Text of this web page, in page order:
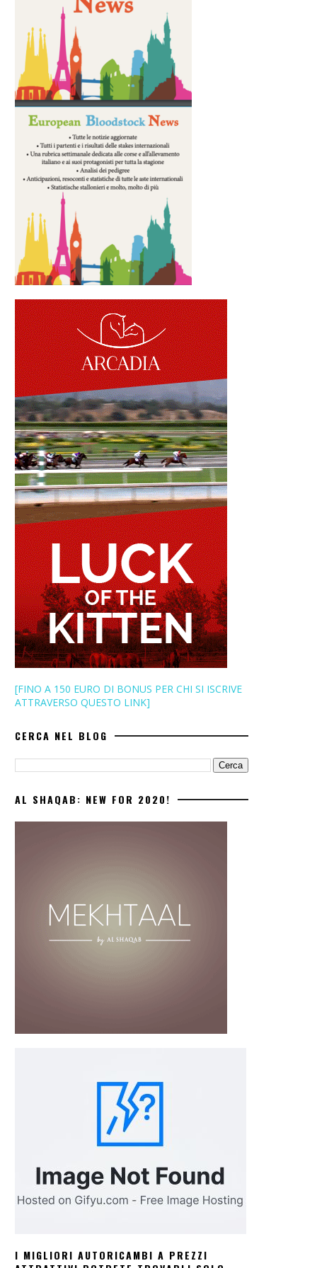
[FINO A 150 EURO DI BONUS PER CHI SI ISCRIVE
ATTRAVERSO QUESTO LINK]
CERCA NEL BLOG
AL SHAQAB: NEW FOR 2020!
I MIGLIORI AUTORICAMBI A PREZZI